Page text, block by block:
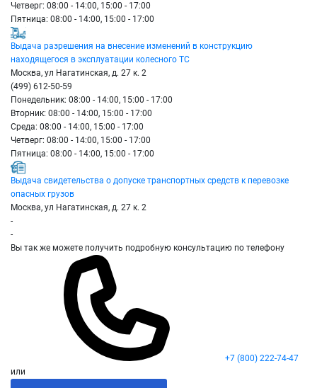
Четверг: 08:00 - 14:00, 15:00 - 17:00
Пятница: 08:00 - 14:00, 15:00 - 17:00
Выдача разрешения на внесение изменений в конструкцию
находящегося в эксплуатации колесного ТС
Москва, ул Нагатинская, д. 27 к. 2
(499) 612-50-59
Понедельник: 08:00 - 14:00, 15:00 - 17:00
Вторник: 08:00 - 14:00, 15:00 - 17:00
Среда: 08:00 - 14:00, 15:00 - 17:00
Четверг: 08:00 - 14:00, 15:00 - 17:00
Пятница: 08:00 - 14:00, 15:00 - 17:00
Выдача свидетельства о допуске транспортных средств к перевозке
опасных грузов
Москва, ул Нагатинская, д. 27 к. 2
-
-
Вы так же можете получить подробную консультацию по телефону
+7 (800) 222-74-47
или